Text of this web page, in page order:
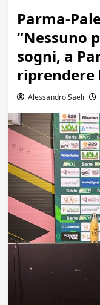
Parma-
“Nessuno
sogni, a
riprendere
Alessandro Saeli